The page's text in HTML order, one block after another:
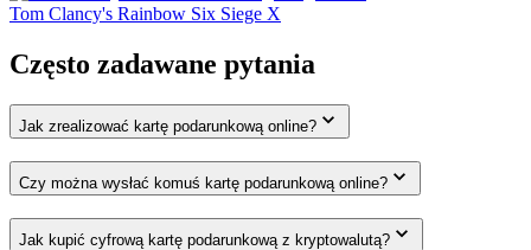
Tom Clancy's Rainbow Six Siege X
Często zadawane pytania
Jak zrealizować kartę podarunkową online?
Czy można wysłać komuś kartę podarunkową online?
Jak kupić cyfrową kartę podarunkową z kryptowalutą?